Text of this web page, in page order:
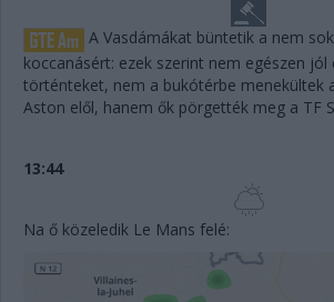
A Vasdámákat büntetik a nem
koccanásért: ezek szerint nem egészen jól
történteket, nem a bukótérbe menekültek
Aston elől, hanem ők pörgették meg a TF
13:44
Na ő közeledik Le Mans felé: